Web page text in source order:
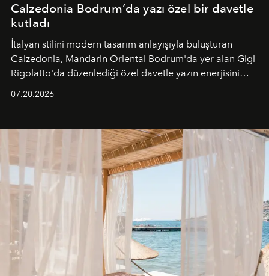
Calzedonia Bodrum’da yazı özel bir davetle
kutladı
İtalyan stilini modern tasarım anlayışıyla buluşturan
Calzedonia, Mandarin Oriental Bodrum'da yer alan Gigi
Rigolatto'da düzenlediği özel davetle yazın enerjisini
07.20.2026